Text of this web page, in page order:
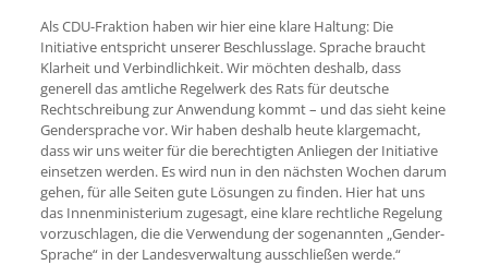
Als CDU-Fraktion haben wir hier eine klare Haltung: Die
Initiative entspricht unserer Beschlusslage. Sprache braucht
Klarheit und Verbindlichkeit. Wir möchten deshalb, dass
generell das amtliche Regelwerk des Rats für deutsche
Rechtschreibung zur Anwendung kommt – und das sieht keine
Gendersprache vor. Wir haben deshalb heute klargemacht,
dass wir uns weiter für die berechtigten Anliegen der Initiative
einsetzen werden. Es wird nun in den nächsten Wochen darum
gehen, für alle Seiten gute Lösungen zu finden. Hier hat uns
das Innenministerium zugesagt, eine klare rechtliche Regelung
vorzuschlagen, die die Verwendung der sogenannten „Gender-
Sprache“ in der Landesverwaltung ausschließen werde.“